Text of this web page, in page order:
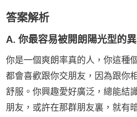
答案解析
A. 你最容易被開朗陽光型的
你是一個爽朗率真的人，你這種
都會喜歡跟你交朋友，因為跟你
舒服。你興趣愛好廣泛，總能結
朋友，或許在那群朋友裏，就有